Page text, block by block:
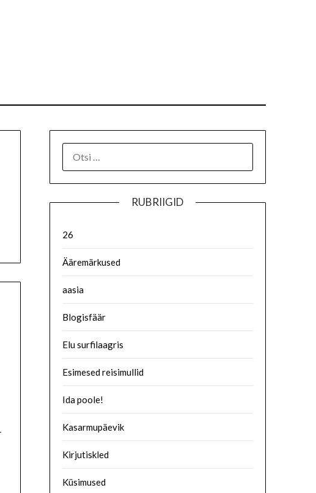
RUBRIIGID
26
Ääremärkused
aasia
Blogisfäär
Elu surfilaagris
Esimesed reisimullid
Ida poole!
Kasarmupäevik
Kirjutiskled
Küsimused